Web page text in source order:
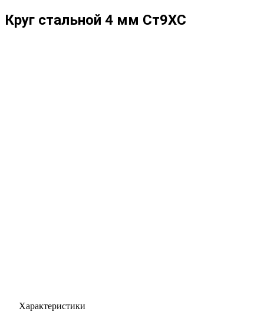
Круг стальной 4 мм Ст9ХС
Характеристики